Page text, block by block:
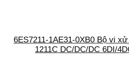
6ES7211-1AE31-0XB0 Bộ vi
1211C DC/DC/DC 6DI/